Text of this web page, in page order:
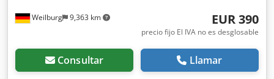
Weilburg 9,363 km EUR 390
precio fijo El IVA no es desglosable
Consultar Llamar